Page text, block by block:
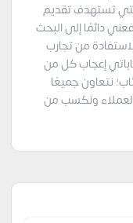
التي تستهدف تقديم
دائمًا إلى البحث
من تجارب
إعجاب كل من
نتعاون جميعًا
ونكسب من